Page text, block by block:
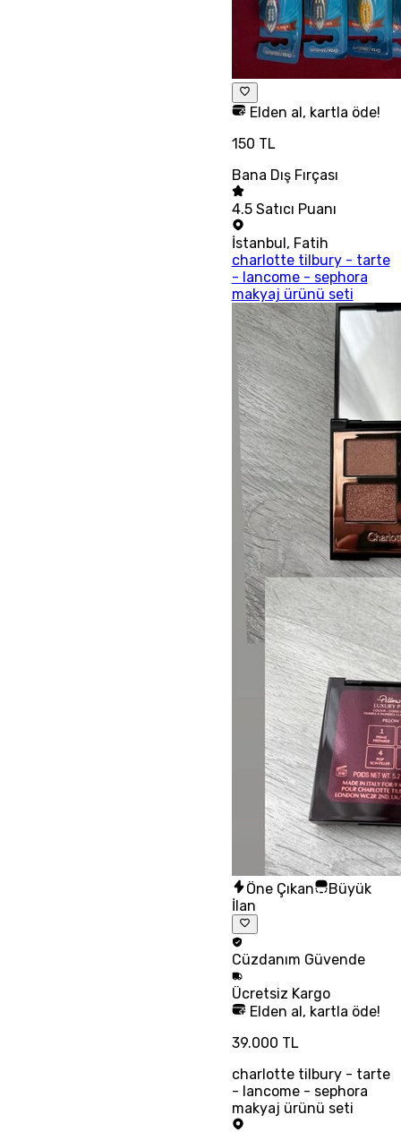
Elden al, kartla öde!
150 TL
Bana Dış Fırçası
4.5 Satıcı Puanı
İstanbul, Fatih
charlotte tilbury - tarte
- lancome - sephora
makyaj ürünü seti
Öne Çıkan
Büyük
İlan
Cüzdanım Güvende
Ücretsiz Kargo
Elden al, kartla öde!
39.000 TL
charlotte tilbury - tarte
- lancome - sephora
makyaj ürünü seti